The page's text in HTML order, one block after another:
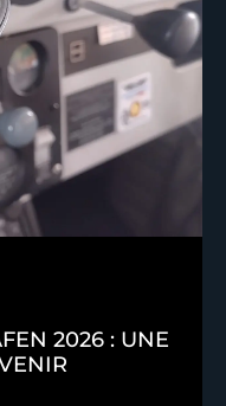
2026 : UNE